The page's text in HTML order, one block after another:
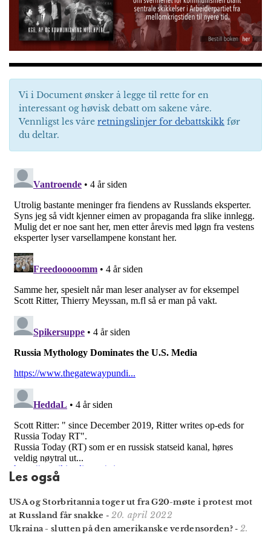
Vi i Document ønsker å legge til rette for en
interessant og høvisk debatt om sakene våre.
Vennligst les våre retningslinjer for debattskikk før
du deltar.
Les også
USA og Storbritannia toger ut fra G20-møte i protest mot
at Russland får snakke - 20. april 2022
Ukraina - slutten på den amerikanske verdensorden? - 2.